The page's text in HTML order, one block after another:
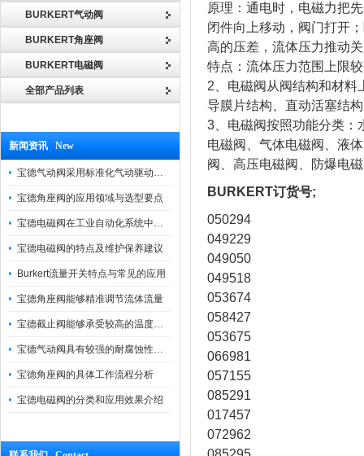
BURKERT气动阀
BURKERT角座阀
BURKERT电磁阀
全部产品列表
新闻资讯 New
宝德气动阀采用标准化气动驱动设计，可匹配各类工业气源工况
宝德角座阀的应用领域与选型要点
宝德电磁阀在工业自动化系统中的作用
宝德电磁阀的特点及维护保养建议
Burkert流量开关特点与常见的应用
宝德角座阀能够精准调节流体流量
宝德截止阀能够承受较高的温度和压力
宝德气动阀具有较强的耐腐蚀性和抗震性
宝德角座阀的具体工作流程分析
宝德电磁阀的分类和应用效果介绍
原理：通电时，电磁力把
闭件向上移动，阀门打开
高的压差，流体压力推动
特点：流体压力范围上限
2、电磁阀从阀结构和材料
导膜片结构、直动活塞结
3、电磁阀按照功能分类：
电磁阀、气体电磁阀、液
阀、高压电磁阀、防爆电
BURKERT订货号;
050294
049229
049050
049518
053674
058427
053675
066981
057155
085291
017457
072962